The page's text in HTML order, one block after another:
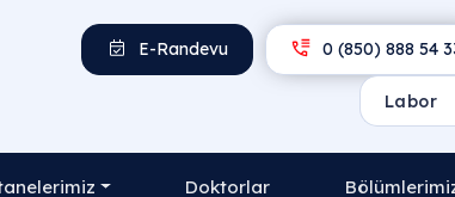
0 (850) 888 54
E-Randevu
Doktorlar